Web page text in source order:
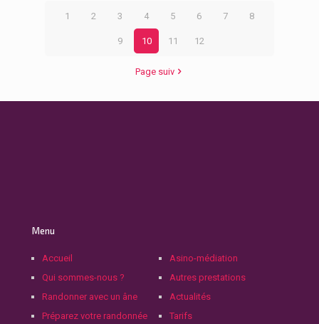
1 2 3 4 5 6 7 8
9 10 11 12
Page suiv
Menu
Accueil
Qui sommes-nous ?
Randonner avec un âne
Préparez votre randonnée
Asino-médiation
Autres prestations
Actualités
Tarifs